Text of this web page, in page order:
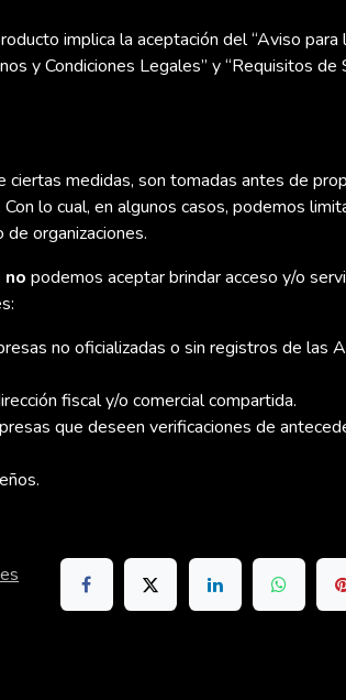
implica la aceptación del “Aviso para
y Condiciones Legales” y “Requisitos de
ciertas medidas, son tomadas antes de
lo cual, en algunos casos, podemos
organizaciones.
no podemos aceptar brindar acceso y/o
no oficializadas o sin registros de las
fiscal y/o comercial compartida.
que deseen verificaciones de